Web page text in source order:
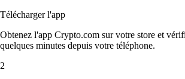
Télécharger l'app
Obtenez l'app Crypto.com sur votre store et
quelques minutes depuis votre téléphone.
2